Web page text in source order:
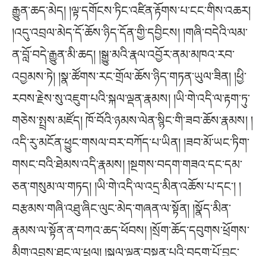
རྒྱུན་ཆད་མེད། །ལྟ་དགོངས་ཏིང་འཛིན་རྟོགས་པ་ངང་གིས་འཆར།
།འདུ་འབྲལ་མེད་དོ་ཆོས་ཉིད་དོན་གྱི་དབྱིངས། །གཞི་བདེའི་ལམ་
ན་བློ་བདེ་རྒྱུན་མི་ཆད། །སྒྱུ་མའི་རྣལ་འབྱོར་ནམ་མཁའ་རབ་
འབྱམས་ཏེ། །སྣ་ཚོགས་རང་གྲོལ་ཆོས་ཉིད་གཏན་ཡུལ་ཟིན། །ཕྱི་
རབས་རྗེས་སུ་འཇུག་པའི་སྐལ་ལྡན་རྣམས། །ཡི་གེ་འདི་ལ་རྟག་ཏུ་
གཅེས་སྤྲས་མཛོད། ཁོ་བོའི་ཉམས་ལེན་སྙིང་གི་ཟབ་ཆོས་རྣམས། །
འདི་རུ་མངོན་ཕྱུང་གསལ་བར་བཀོད་པ་ཡིན། །ཟབ་མོ་ཡང་ཏིག་
གསང་བའི་ཐེམས་འདི་རྣམས། །སྔགས་བདག་གཟའ་དང་དམ་
ཅན་གསུམ་ལ་གཏད། །ཡི་གེ་འདི་ལ་འདྲ་མིན་འཆོས་པ་དང༌། །
བརྩམས་གཞི་འཐུ་ཞིང་ལུང་མེད་གཞན་ལ་སྟོན། །སྣོད་མིན་
རྣམས་ལ་སྟོན་ན་བཀའ་ཆད་ཕོབས། །སྲོག་ཆོད་དབུགས་ཕྲོགས་
མིག་འབྲས་ཐང་ལ་ཕྲུལ། །སྐལ་ལྡན་བསྟན་པའི་བདག་པོ་བྱུང་